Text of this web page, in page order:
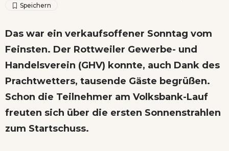
Das war ein verkaufsoffener Sonntag vom
Feinsten. Der Rottweiler Gewerbe- und
Handelsverein (GHV) konnte, auch Dank des
Prachtwetters, tausende Gäste begrüßen.
Schon die Teilnehmer am Volksbank-Lauf
freuten sich über die ersten Sonnenstrahlen
zum Startschuss.